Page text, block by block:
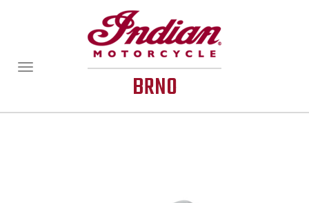
BRNO
Zobrazit/skrýt